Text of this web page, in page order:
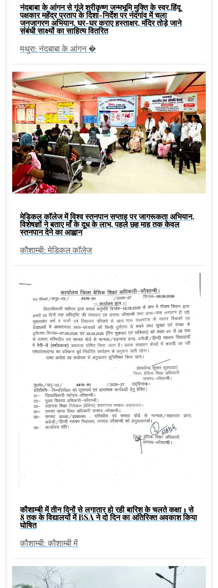
नंदबाबा के आंगन से गूंजे श्रीकृष्ण जन्मभूमि मुक्ति के स्वर,हिंदू
पक्षकार महेंद्र प्रताप के दिशा-निर्देश पर नंदगांव में चला
जनजागरण अभियान, घर-घर कराए हस्ताक्षर, मंदिर तोड़े जाने
संबंधी साक्ष्यों का साहित्य वितरित
मथुरा: नंदबाबा के आंगन �
मेडिकल कॉलेज में विश्व स्तनपान सप्ताह पर जागरूकता अभियान,
विशेषज्ञों ने बताए माँ के दूध के लाभ, पहले छह माह तक केवल
स्तनपान देने का आह्वान
कौशाम्बी: मेडिकल कॉलेज
कौशाम्बी में तीन दिनों से लगातार हो रही बारिश के चलते कक्षा 1 से
8 तक के विद्यालयों में BSA ने दो दिन का अतिरिक्त अवकाश किया
घोषित
कौशाम्बी: कौशाम्बी में